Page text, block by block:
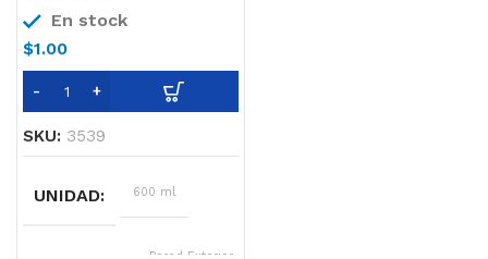
En stock
$1.00
SKU: 3539
UNIDAD 600 ml
Pared Exterior,